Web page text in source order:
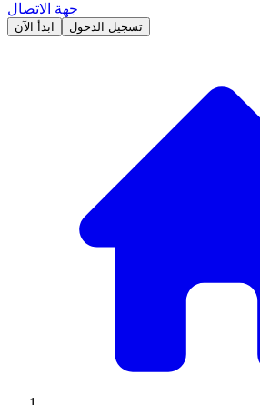
جهة الاتصال
ابدأ الآن تسجيل الدخول